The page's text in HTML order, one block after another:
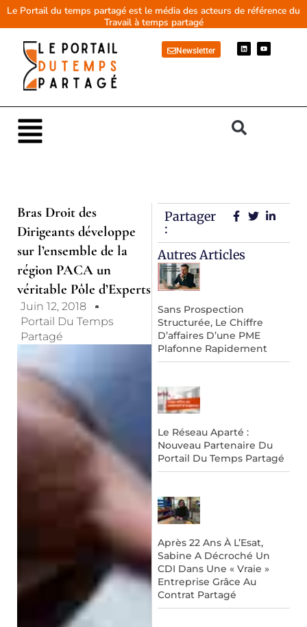
AllerLe Portail du temps partagé est le média des acteurs de référence du
Travail à temps partagé
Newsletter
L
i
n
Y
o
u
Main
Menu
Bras Droit des
Dirigeants développe
sur l’ensemble de la
région PACA un
véritable Pôle d’Experts
Juin 12, 2018
Portail Du Temps
Partagé
Partager
:
Autres Articles
Sans Prospection
Structurée, Le Chiffre
D’affaires D’une PME
Plafonne Rapidement
Le Réseau Aparté :
Nouveau Partenaire Du
Portail Du Temps Partagé
Après 22 Ans À L’Esat,
Sabine A Décroché Un
CDI Dans Une « Vraie »
Entreprise Grâce Au
Contrat Partagé